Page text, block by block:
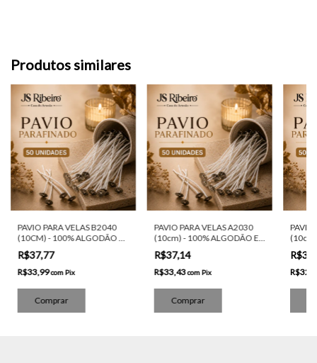
Produtos similares
PAVIO PARA VELAS B2040
(10CM) - 100% ALGODÃO E
PARAFINADO - 50 UNIDADES
R$37,77
R$33,99comPix
PAVIO PARA VELAS A2030
(10cm) - 100% ALGODÃO E
PARAFINADO - 50 UNIDADES
R$37,14
R$33,43com Pix
PAVIO